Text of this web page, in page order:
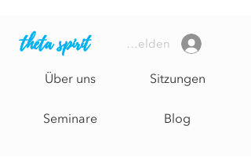
theta spirit
Über uns
Seminare
Sitzungen
Blog
Anmelden